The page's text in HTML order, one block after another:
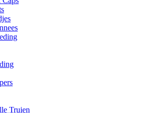
Truien